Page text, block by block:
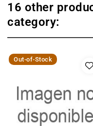
16 other
category:
Out-of-Stock